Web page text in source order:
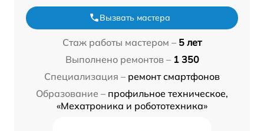
Вызвать мастера
Стаж работы мастером – 5 лет
Выполнено ремонтов – 1 350
Специализация – ремонт смартфонов
Образование – профильное техническое,
«Мехатроника и робототехника»